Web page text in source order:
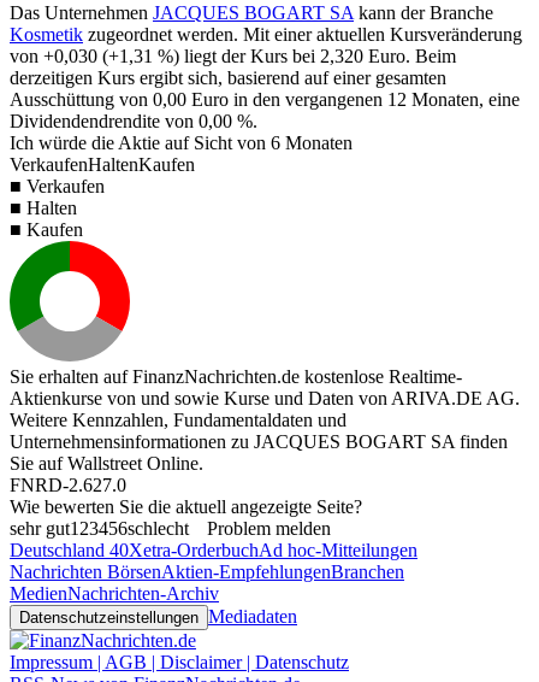
Das Unternehmen JACQUES BOGART SA kann der Branche
Kosmetik zugeordnet werden. Mit einer aktuellen Kursveränderung
von +0,030 (+1,31 %) liegt der Kurs bei 2,320 Euro. Beim
derzeitigen Kurs ergibt sich, basierend auf einer gesamten
Ausschüttung von 0,00 Euro in den vergangenen 12 Monaten, eine
Dividendendrendite von 0,00 %.
Ich würde die Aktie auf Sicht von 6 Monaten
VerkaufenHaltenKaufen
■ Verkaufen
■ Halten
■ Kaufen
Sie erhalten auf FinanzNachrichten.de kostenlose Realtime-
Aktienkurse von und sowie Kurse und Daten von ARIVA.DE AG.
Weitere Kennzahlen, Fundamentaldaten und
Unternehmensinformationen zu JACQUES BOGART SA finden
Sie aufWallstreet Online.
FNRD-2.627.0
Wie bewerten Sie die aktuell angezeigte Seite?
sehr gut1 23456schlecht
Problem melden
Deutschland 40Xetra-OrderbuchAd hoc-Mitteilungen
Nachrichten BörsenAktien-EmpfehlungenBranchen
MedienNachrichten-Archiv
Datenschutzeinstellungen Mediadaten
Impressum | AGB | Disclaimer | Datenschutz